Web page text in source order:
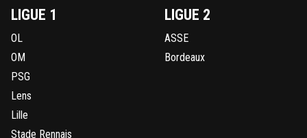
LIGUE 1
OL
OM
PSG
Lens
Lille
Stade Rennais
LIGUE 2
ASSE
Bordeaux